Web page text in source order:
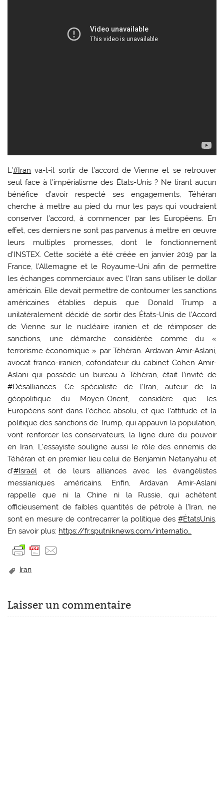
L’#Iran va-t-il sortir de l’accord de Vienne et se retrouver
seul face à l’impérialisme des États-Unis ? Ne tirant aucun
bénéfice d’avoir respecté ses engagements, Téhéran
cherche à mettre au pied du mur les pays qui voudraient
conserver l’accord, à commencer par les Européens. En
effet, ces derniers ne sont pas parvenus à mettre en œuvre
leurs multiples promesses, dont le fonctionnement
d’INSTEX. Cette société a été créée en janvier 2019 par la
France, l’Allemagne et le Royaume-Uni afin de permettre
les échanges commerciaux avec l’Iran sans utiliser le dollar
américain. Elle devait permettre de contourner les sanctions
américaines établies depuis que Donald Trump a
unilatéralement décidé de sortir des États-Unis de l’Accord
de Vienne sur le nucléaire iranien et de réimposer de
sanctions, une démarche considérée comme du «
terrorisme économique » par Téhéran. Ardavan Amir-Aslani,
avocat franco-iranien, cofondateur du cabinet Cohen Amir-
Aslani qui possède un bureau à Téhéran, était l’invité de
#Désalliances. Ce spécialiste de l’Iran, auteur de la
géopolitique du Moyen-Orient, considère que les
Européens sont dans l’échec absolu, et que l’attitude et la
politique des sanctions de Trump, qui appauvri la population,
vont renforcer les conservateurs, la ligne dure du pouvoir
en Iran. L’essayiste souligne aussi le rôle des ennemis de
Téhéran et en premier lieu celui de Benjamin Netanyahu et
d’#Israël et de leurs alliances avec les évangélistes
messianiques américains. Enfin, Ardavan Amir-Aslani
rappelle que ni la Chine ni la Russie, qui achètent
officieusement de faibles quantités de pétrole à l’Iran, ne
sont en mesure de contrecarrer la politique des #ÉtatsUnis.
En savoir plus: https://fr.sputniknews.com/internatio…
Iran
Laisser un commentaire